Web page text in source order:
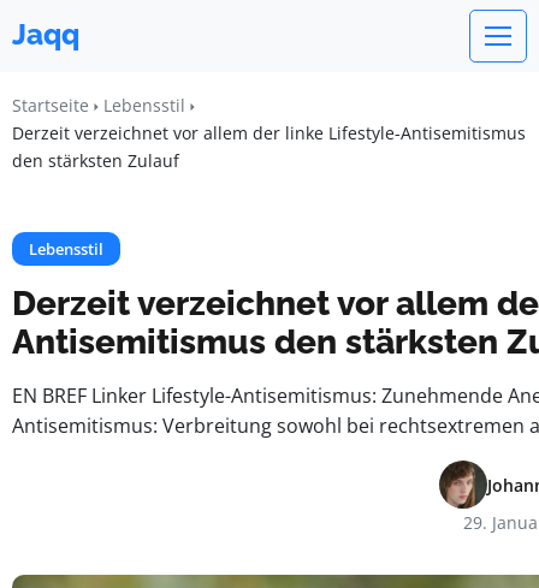
Jaqq
Startseite
Lebensstil
Derzeit verzeichnet vor allem der linke Lifestyle-Antisemitismus
den stärksten Zulauf
Lebensstil
Derzeit verzeichnet vor allem
Antisemitismus den stärksten
EN BREF Linker Lifestyle-Antisemitismus: Zunehmende
Antisemitismus: Verbreitung sowohl bei rechtsextremen
29.